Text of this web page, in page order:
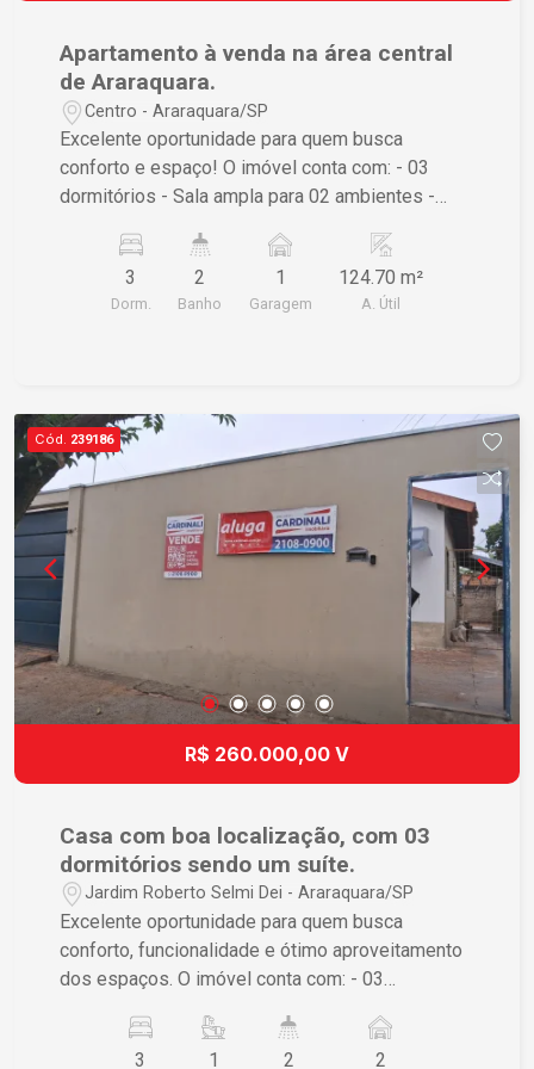
Apartamento à venda na área central
de Araraquara.
Centro - Araraquara/SP
Excelente oportunidade para quem busca
conforto e espaço! O imóvel conta com: - 03
dormitórios - Sala ampla para 02 ambientes -
Apartamento amplo, com ótima distribuição dos
ambientes, proporcionando conforto e
praticidade para toda a família. Ideal para quem
e agende sua visita!
3
Dorm.
2
Banho
1
Garagem
124.70 m²
A. Útil
Cód. 239186
R$ 260.000,00 V
Casa com boa localização, com 03
dormitórios sendo um suíte.
Jardim Roberto Selmi Dei - Araraquara/SP
Excelente oportunidade para quem busca
conforto, funcionalidade e ótimo aproveitamento
dos espaços. O imóvel conta com: - 03
arejada - Cozinha funcional - Banheiro social -
3 1 2 2